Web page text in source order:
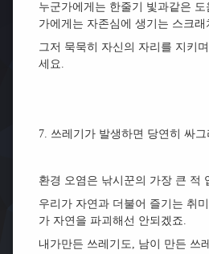
누군가에게는 한줄기 빛과같은
가에게는 자존심에 생기는 스크
그저 묵묵히 자신의 자리를 지키
세요.
7. 쓰레기가 발생하면 당연히 싸
환경 오염은 낚시꾼의 가장 큰 적
우리가 자연과 더불어 즐기는 취
가 자연을 파괴해선 안되겠죠.
내가만든 쓰레기도, 남이 만든 쓰